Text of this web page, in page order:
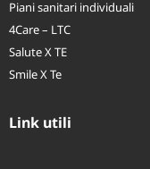
Link utili